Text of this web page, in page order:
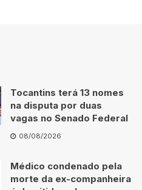
Tocantins terá 13 nomes
na disputa por duas
vagas no Senado Federal
08/08/2026
Médico condenado pela
morte da ex-companheira